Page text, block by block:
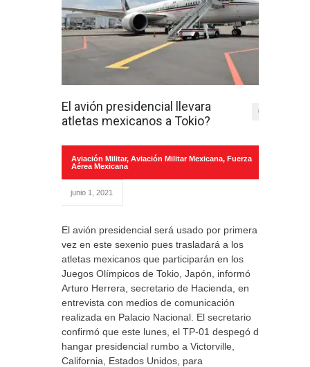
El avión presidencial llevara
atletas mexicanos a Tokio?
0
Aviación Militar, Aviación Militar Mexicana, Fuerza
Aérea Mexicana
junio 1, 2021
El avión presidencial será usado por primera
vez en este sexenio pues trasladará a los
atletas mexicanos que participarán en los
Juegos Olímpicos de Tokio, Japón, informó
Arturo Herrera, secretario de Hacienda, en
entrevista con medios de comunicación
realizada en Palacio Nacional. El secretario
confirmó que este lunes, el TP-01 despegó del
hangar presidencial rumbo a Victorville,
California, Estados Unidos, para